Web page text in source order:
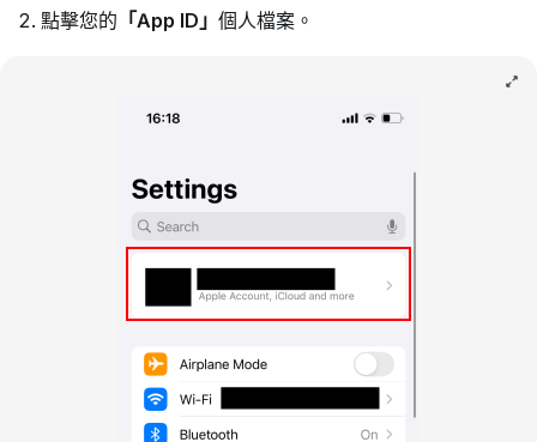
點擊您的 「App ID」 個人檔案。